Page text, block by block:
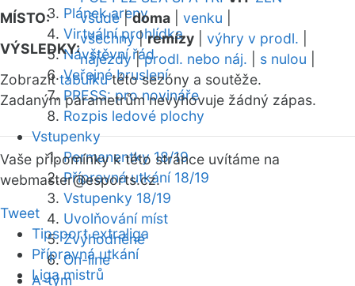
Plánek areny
Virtuální prohlídka
Návštěvní řád
Veřejné bruslení
PRESS: pro novináře
Rozpis ledové plochy
Vstupenky
Permanentky 18/19
Přípravná utkání 18/19
Vstupenky 18/19
Uvolňování míst
Zvýhodněné
On-line
A-tým
MÍSTO:
všude|doma venku
VÝSLEDKY:
všechny|remízy výhry v prodl.
nájezdy|prodl. nebo náj. s nulou
Zobrazittabulkutéto sezóny a soutěže.
Zadaným parametrům nevyhovuje žádný zápas.
Vaše připomínky k této stránce uvítáme na
webmaster@esports.cz.
Tweet
Tipsport extraliga
Přípravná utkání
Liga mistrů